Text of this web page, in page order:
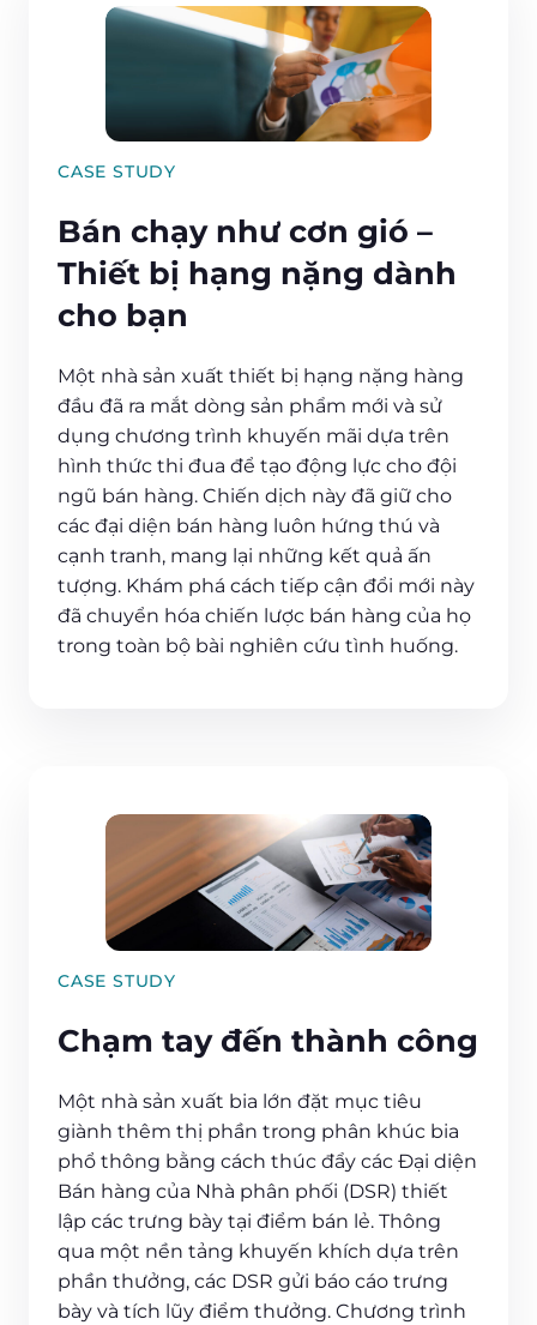
CASE STUDY
Bán chạy như cơn gió –
Thiết bị hạng nặng dành
cho bạn
Một nhà sản xuất thiết bị hạng nặng hàng
đầu đã ra mắt dòng sản phẩm mới và sử
dụng chương trình khuyến mãi dựa trên
hình thức thi đua để tạo động lực cho đội
ngũ bán hàng. Chiến dịch này đã giữ cho
các đại diện bán hàng luôn hứng thú và
cạnh tranh, mang lại những kết quả ấn
tượng. Khám phá cách tiếp cận đổi mới này
đã chuyển hóa chiến lược bán hàng của họ
trong toàn bộ bài nghiên cứu tình huống.
CASE STUDY
Chạm tay đến thành công
Một nhà sản xuất bia lớn đặt mục tiêu
giành thêm thị phần trong phân khúc bia
phổ thông bằng cách thúc đẩy các Đại diện
Bán hàng của Nhà phân phối (DSR) thiết
lập các trưng bày tại điểm bán lẻ. Thông
qua một nền tảng khuyến khích dựa trên
phần thưởng, các DSR gửi báo cáo trưng
bày và tích lũy điểm thưởng. Chương trình